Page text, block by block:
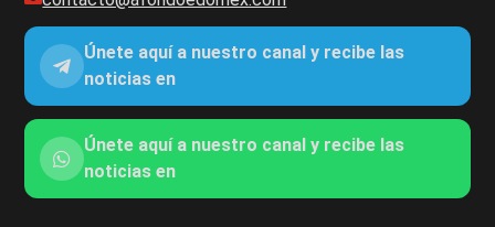
Únete aquí a nuestro canal y recibe las
noticias en
Únete aquí a nuestro canal y recibe las
noticias en